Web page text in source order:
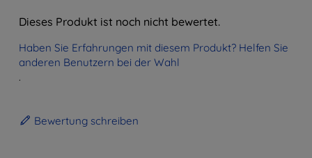
Dieses Produkt ist noch nicht bewertet.
Haben Sie Erfahrungen mit diesem Produkt? Helfen Sie
anderen Benutzern bei der Wahl
.
Bewertung schreiben